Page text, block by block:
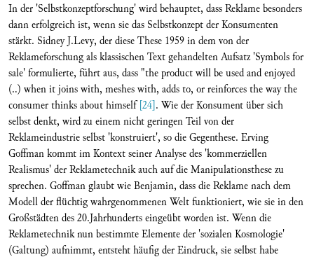
In der 'Selbstkonzeptforschung' wird behauptet, dass Reklame besonders
dann erfolgreich ist, wenn sie das Selbstkonzept der Konsumenten
stärkt. Sidney J.Levy, der diese These 1959 in dem von der
Reklameforschung als klassischen Text gehandelten Aufsatz 'Symbols for
sale' formulierte, führt aus, dass "the product will be used and enjoyed
(..) when it joins with, meshes with, adds to, or reinforces the way the
consumer thinks about himself[24]. Wie der Konsument über sich
selbst denkt, wird zu einem nicht geringen Teil von der
Reklameindustrie selbst 'konstruiert', so die Gegenthese. Erving
Goffman kommt im Kontext seiner Analyse des 'kommerziellen
Realismus' der Reklametechnik auch auf die Manipulationsthese zu
sprechen. Goffman glaubt wie Benjamin, dass die Reklame nach dem
Modell der flüchtig wahrgenommenen Welt funktioniert, wie sie in den
Großstädten des 20.Jahrhunderts eingeübt worden ist. Wenn die
Reklametechnik nun bestimmte Elemente der 'sozialen Kosmologie'
(Galtung) aufnimmt, entsteht häufig der Eindruck, sie selbst habe